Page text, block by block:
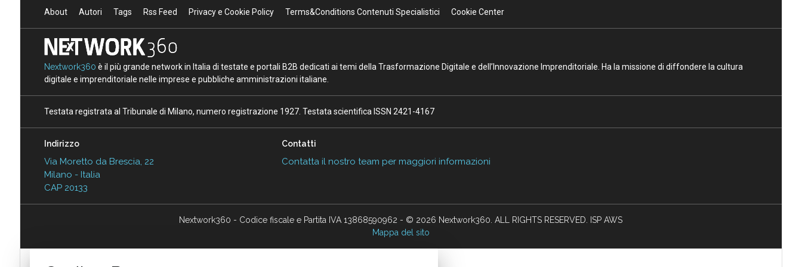
About Autori Tags Rss Feed Privacy e Cookie Policy Terms&Conditions Contenuti Specialistici Cookie Center
Nextwork360 è il più grande network in Italia di testate e portali B2B dedicati ai temi della Trasformazione Digitale e dell’Innovazione Imprenditoriale. Ha la missione di diffondere la cultura
digitale e imprenditoriale nelle imprese e pubbliche amministrazioni italiane.
Testata registrata al Tribunale di Milano, numero registrazione 1927. Testata scientifica ISSN 2421-4167
Indirizzo
Via Moretto da Brescia, 22
Milano - Italia
CAP 20133
Contatti
Contatta il nostro team per maggiori informazioni
Nextwork360 - Codice fiscale e Partita IVA 13868590962 - © 2026 Nextwork360. ALL RIGHTS RESERVED. ISP AWS
Mappa del sito